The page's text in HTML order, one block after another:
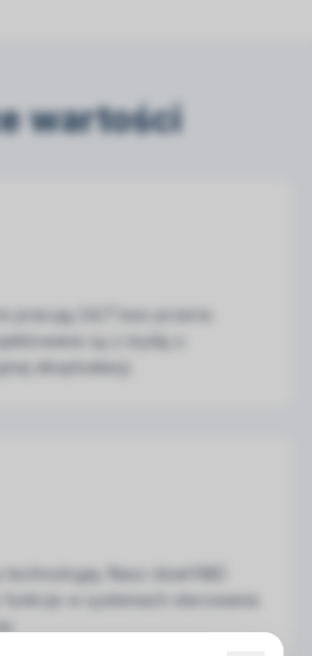
wartości
pracują 24/7 bez przerw.
są z myślą o
eksploatacji.
Nasz dział R&D
w systemach sterowania